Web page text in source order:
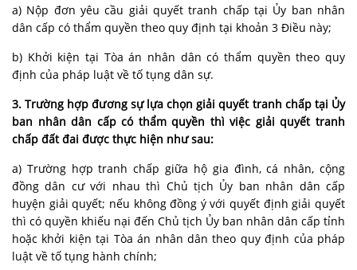
a) Nộp đơn yêu cầu giải quyết tranh chấp tại Ủy ban nhân
dân cấp có thẩm quyền theo quy định tại khoản 3 Điều này;
b) Khởi kiện tại Tòa án nhân dân có thẩm quyền theo quy
định của pháp luật về tố tụng dân sự.
3. Trường hợp đương sự lựa chọn giải quyết tranh chấp tại Ủy
ban nhân dân cấp có thẩm quyền thì việc giải quyết tranh
chấp đất đai được thực hiện như sau:
a) Trường hợp tranh chấp giữa hộ gia đình, cá nhân, cộng
đồng dân cư với nhau thì Chủ tịch Ủy ban nhân dân cấp
huyện giải quyết; nếu không đồng ý với quyết định giải quyết
thì có quyền khiếu nại đến Chủ tịch Ủy ban nhân dân cấp tỉnh
hoặc khởi kiện tại Tòa án nhân dân theo quy định của pháp
luật về tố tụng hành chính;